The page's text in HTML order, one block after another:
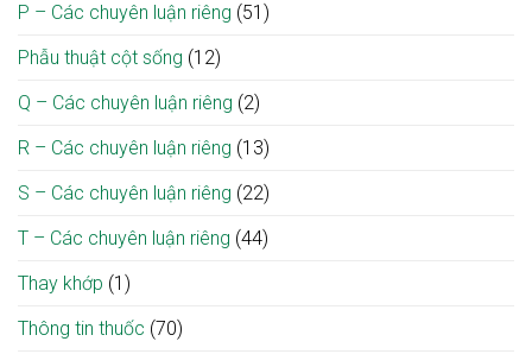
P – Các chuyên luận riêng (51)
Phẫu thuật cột sống (12)
Q – Các chuyên luận riêng (2)
R – Các chuyên luận riêng (13)
S – Các chuyên luận riêng (22)
T – Các chuyên luận riêng (44)
Thay khớp (1)
Thông tin thuốc (70)